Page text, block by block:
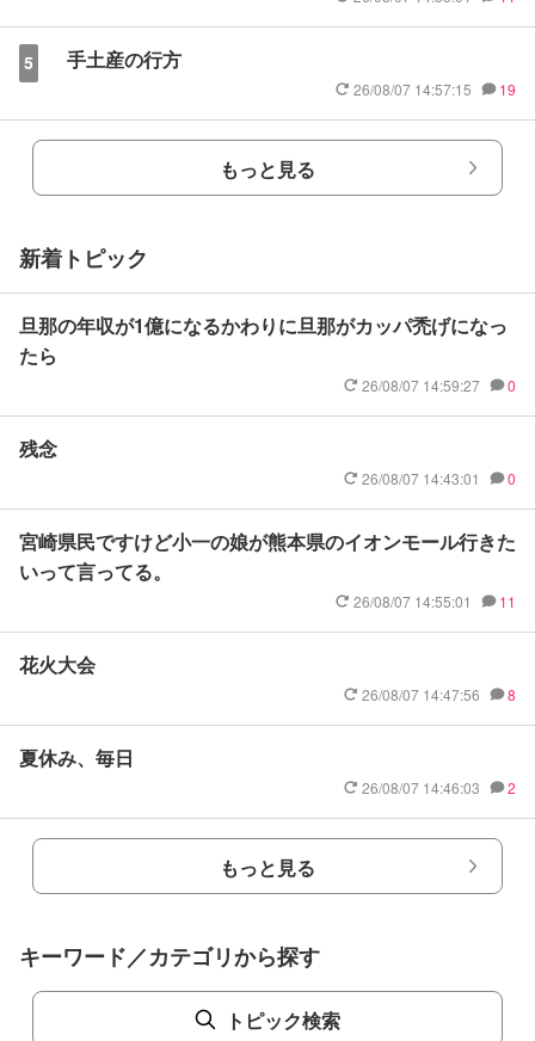
5 手土産の行方
26/08/07 14:57:15 19
もっと見る
新着トピック
旦那の年収が1億になるかわりに旦那がカッパ禿げになっ
たら
26/08/07 14:59:27 0
残念
26/08/07 14:43:01 0
宮崎県民ですけど小一の娘が熊本県のイオンモール行きた
いって言ってる。
26/08/07 14:55:01 11
花火大会
26/08/07 14:47:56 8
夏休み、毎日
26/08/07 14:46:03 2
もっと見る
キーワード／カテゴリから探す
トピック検索